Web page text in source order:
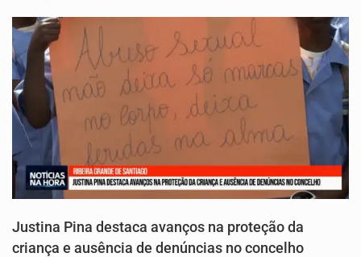
Justina Pina destaca avanços na proteção da
criança e ausência de denúncias no concelho